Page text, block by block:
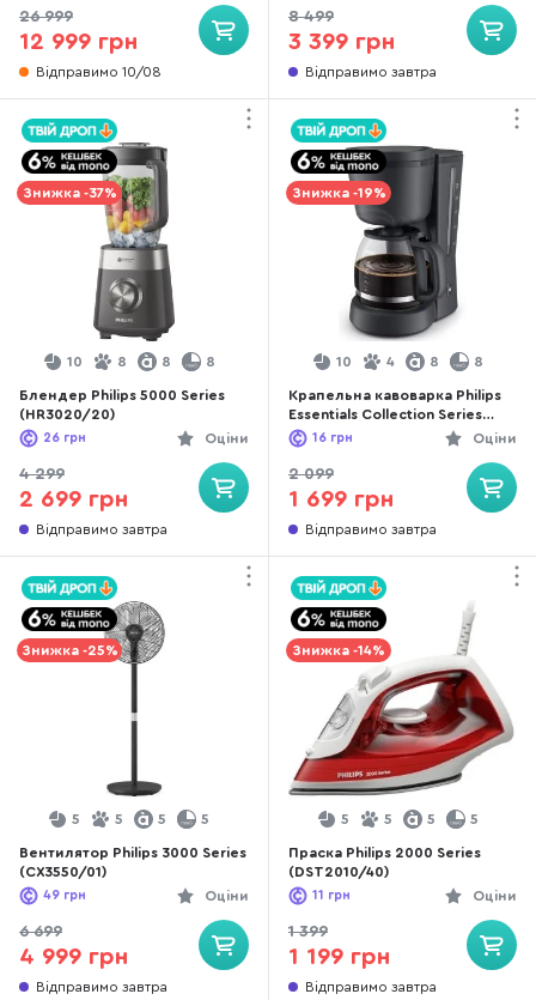
26 999
12 999 грн
Відправимо 10/08
8 499
3 399 грн
Відправимо завтра
Знижка -37%
10 8 8 8
Блендер Philips 5000 Series
(HR3020/20)
Оціни
26 грн
4 299
2 699 грн
Відправимо завтра
Знижка -19%
10 4 8 8
Крапельна кавоварка Philips
Essentials Collection Series
1000 (HD7430/90)
Оціни
16 грн
2 099
1 699 грн
Відправимо завтра
Знижка -25%
5 5 5 5
Вентилятор Philips 3000 Series
(CX3550/01)
Оціни
49 грн
6 699
4 999 грн
Відправимо завтра
Знижка -14%
5 5 5 5
Праска Philips 2000 Series
(DST2010/40)
Оціни
11 грн
1 399
1 199 грн
Відправимо завтра